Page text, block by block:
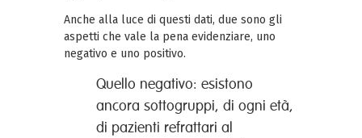
Anche alla luce di questi dati, due sono gli
aspetti che vale la pena evidenziare, uno
negativo e uno positivo.
Quello negativo: esistono
ancora sottogruppi, di ogni età,
di pazienti refrattari al